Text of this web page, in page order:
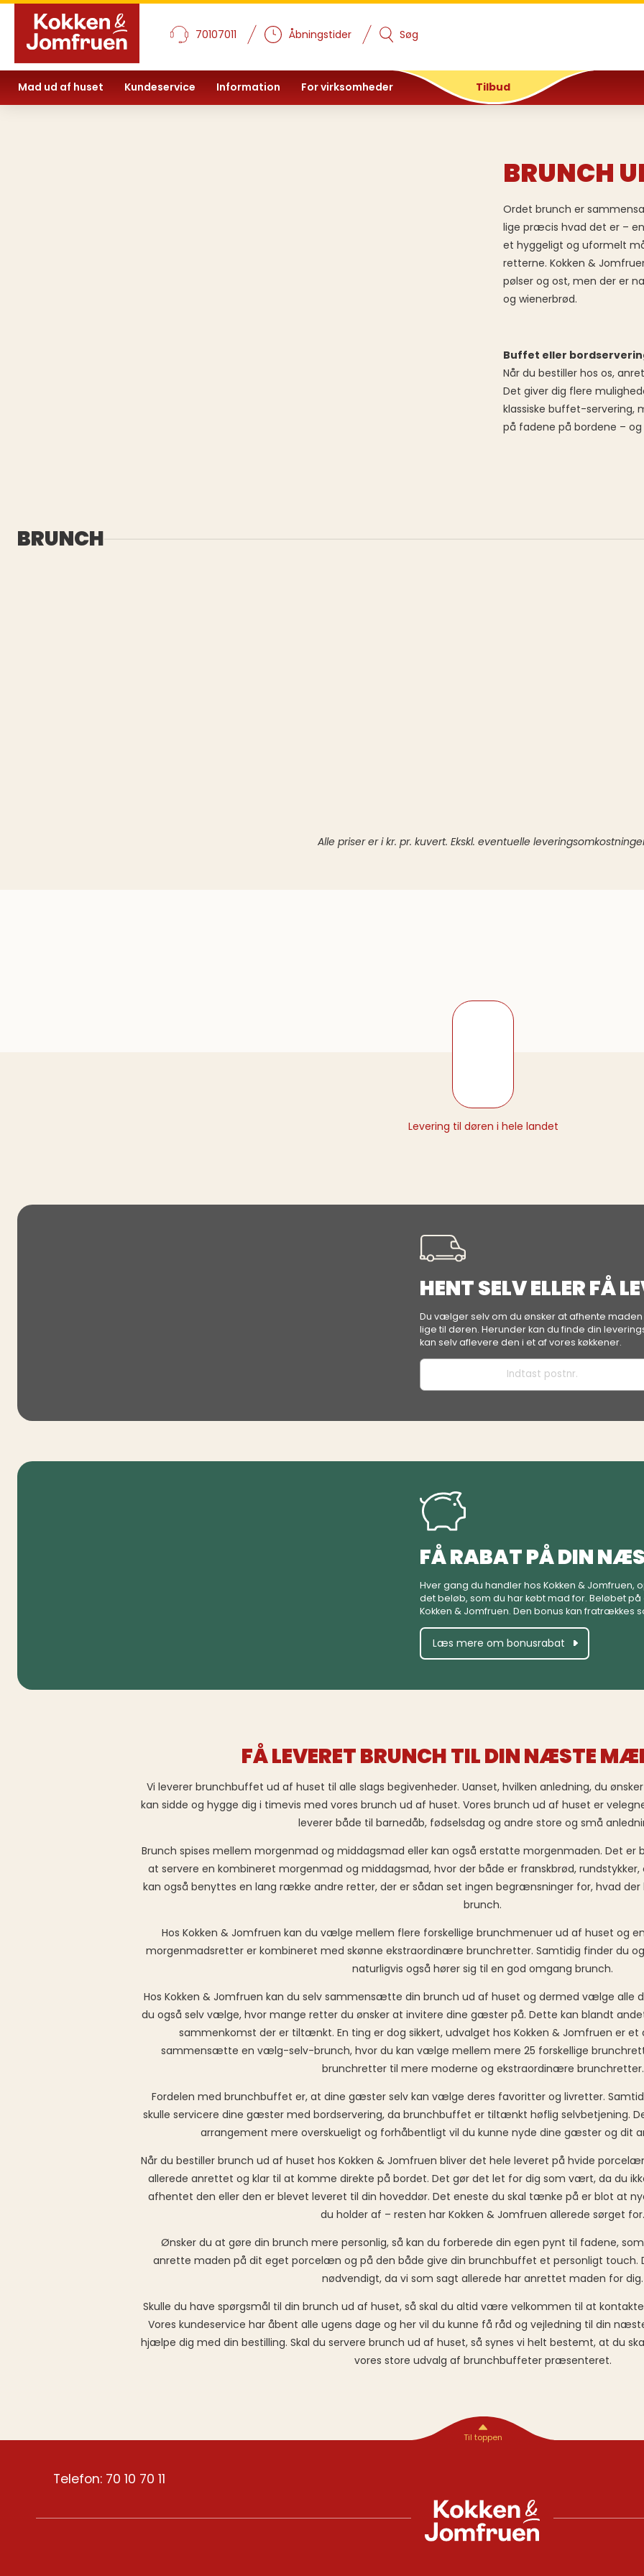
70107011 Åbningstider Søg
Mad ud af huset Kundeservice Information For virksomheder Tilbud
BRUNCH
Ordet brunch er
lige præcis hvad det er –
et hyggeligt og uformelt
retterne. Kokken &
pølser og ost, men der er
og wienerbrød.
Buffet eller
Når du bestiller hos os,
Det giver dig flere
klassiske buffet-servering,
på fadene på bordene –
BRUNCH
Alle priser er i kr. pr. kuvert. Ekskl. eventuelle
Levering til døren i hele landet
HENT SELV ELLER FÅ
Du vælger selv om du ønsker at afhente
lige til døren. Herunder kan du finde din
kan selv aflevere den i et af vores køkkener.
FÅ RABAT PÅ DIN
Hver gang du handler hos Kokken &
det beløb, som du har købt mad for. Beløbet
Kokken & Jomfruen. Den bonus kan
Læs mere om bonusrabat
FÅ LEVERET BRUNCH TIL DIN NÆSTE
Vi leverer brunchbuffet ud af huset til alle slags begivenheder. Uanset, hvilken anledning, du
kan sidde og hygge dig i timevis med vores brunch ud af huset. Vores brunch ud af huset er
leverer både til barnedåb, fødselsdag og andre store og små
Brunch spises mellem morgenmad og middagsmad eller kan også erstatte morgenmaden. Det
at servere en kombineret morgenmad og middagsmad, hvor der både er franskbrød, rundstykker,
kan også benyttes en lang række andre retter, der er sådan set ingen begrænsninger for, hvad
brunch.
Hos Kokken & Jomfruen kan du vælge mellem flere forskellige brunchmenuer ud af huset og
morgenmadsretter er kombineret med skønne ekstraordinære brunchretter. Samtidig finder du
naturligvis også hører sig til en god omgang brunch.
Hos Kokken & Jomfruen kan du selv sammensætte din brunch ud af huset og dermed vælge alle
du også selv vælge, hvor mange retter du ønsker at invitere dine gæster på. Dette kan blandt
sammenkomst der er tiltænkt. En ting er dog sikkert, udvalget hos Kokken & Jomfruen er et
sammensætte en vælg-selv-brunch, hvor du kan vælge mellem mere 25 forskellige
brunchretter til mere moderne og ekstraordinære brunchretter.
Fordelen med brunchbuffet er, at dine gæster selv kan vælge deres favoritter og livretter.
skulle servicere dine gæster med bordservering, da brunchbuffet er tiltænkt høflig selvbetjening.
arrangement mere overskueligt og forhåbentligt vil du kunne nyde dine gæster og dit
Når du bestiller brunch ud af huset hos Kokken & Jomfruen bliver det hele leveret på hvide
allerede anrettet og klar til at komme direkte på bordet. Det gør det let for dig som vært, da du
afhentet den eller den er blevet leveret til din hoveddør. Det eneste du skal tænke på er blot at
du holder af – resten har Kokken & Jomfruen allerede sørget
Ønsker du at gøre din brunch mere personlig, så kan du forberede din egen pynt til fadene,
anrette maden på dit eget porcelæn og på den både give din brunchbuffet et personligt touch.
nødvendigt, da vi som sagt allerede har anrettet maden for dig.
Skulle du have spørgsmål til din brunch ud af huset, så skal du altid være velkommen til at
Vores kundeservice har åbent alle ugens dage og her vil du kunne få råd og vejledning til din
hjælpe dig med din bestilling. Skal du servere brunch ud af huset, så synes vi helt bestemt, at du
vores store udvalg af brunchbuffeter præsenteret.
Telefon: 70 10 70 11